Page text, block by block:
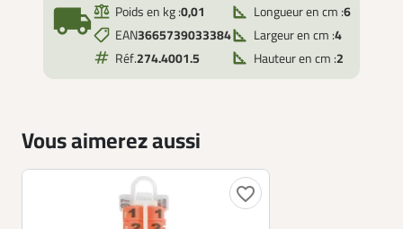
local_shipping Poids en kg :0,01
EAN3665739033384
Réf.274.4001.5
Longueur en cm :6
Largeur en cm :4
Hauteur en cm :2
Vous aimerez aussi
favorite_border